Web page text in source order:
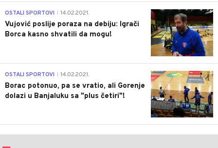
1
OSTALI SPORTOVI 14.02.2021.
Vujović poslije poraza na debiju: Igrači
Borca kasno shvatili da mogu!
3
OSTALI SPORTOVI 14.02.2021.
Borac potonuo, pa se vratio, ali Gorenje
dolazi u Banjaluku sa "plus četiri"!